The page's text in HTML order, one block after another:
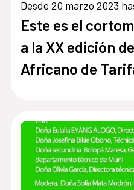
Desde 20 marzo 2023
Este es el
a la XX edición
Africano de